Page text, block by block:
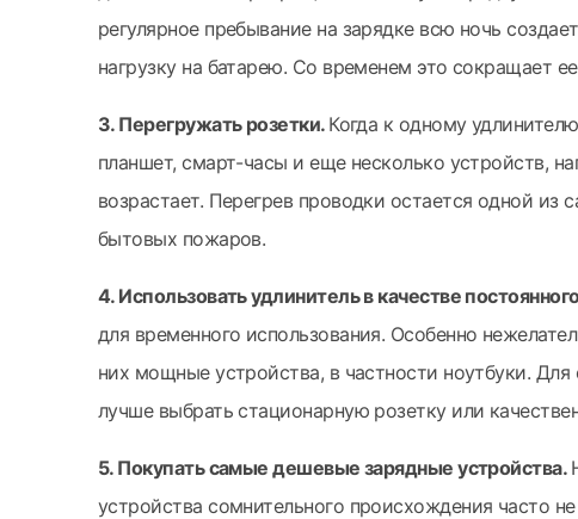
регулярное пребывание на зарядке всю ночь
нагрузку на батарею. Со временем это сокращает
3. Перегружать розетки. Когда к одному
планшет, смарт-часы и еще несколько устройств,
возрастает. Перегрев проводки остается одной из
бытовых пожаров.
4. Использовать удлинитель в качестве
для временного использования. Особенно
них мощные устройства, в частности ноутбуки. Для
лучше выбрать стационарную розетку или
5. Покупать самые дешевые зарядные устройства.
устройства сомнительного происхождения часто